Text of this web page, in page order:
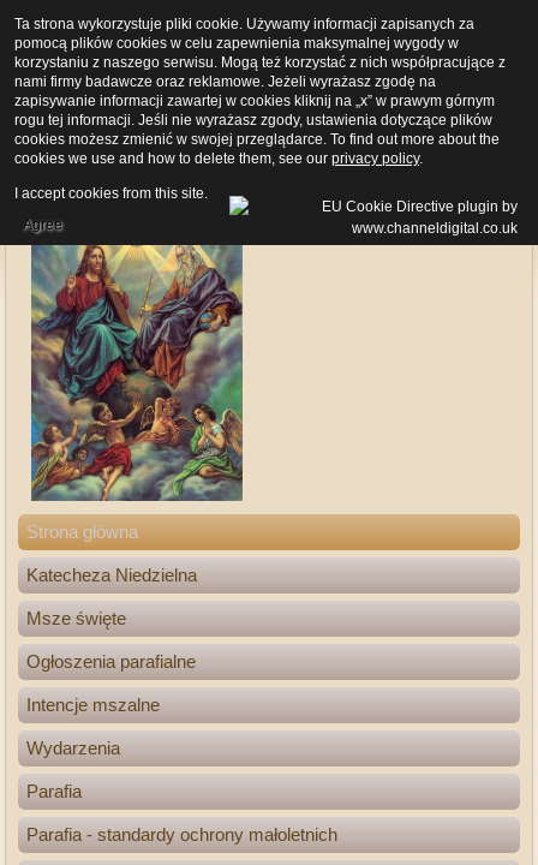
Strona główna
Katecheza Niedzielna
Msze święte
Ogłoszenia parafialne
Intencje mszalne
Wydarzenia
Parafia
Parafia - standardy ochrony małoletnich
Ta strona wykorzystuje pliki cookie. Używamy informacji zapisanych za
pomocą plików cookies w celu zapewnienia maksymalnej wygody w
korzystaniu z naszego serwisu. Mogą też korzystać z nich współpracujące z
nami firmy badawcze oraz reklamowe. Jeżeli wyrażasz zgodę na
zapisywanie informacji zawartej w cookies kliknij na „x” w prawym górnym
rogu tej informacji. Jeśli nie wyrażasz zgody, ustawienia dotyczące plików
cookies możesz zmienić w swojej przeglądarce. To find out more about the
cookies we use and how to delete them, see our privacy policy.
I accept cookies from this site.
Agree